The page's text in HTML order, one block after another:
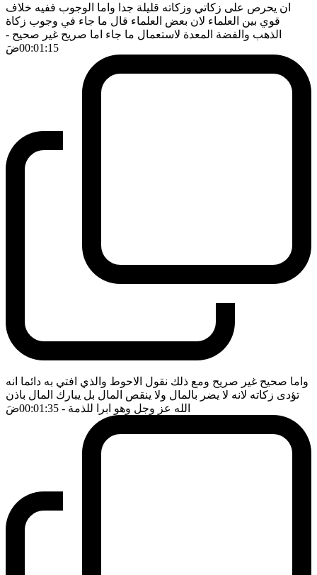
ان يحرص على زكاتي وزكاته قليلة جدا واما الوجوب ففيه خلاف
قوي بين العلماء لان بعض العلماء قال ما جاء في وجوب زكاة
الذهب والفضة المعدة لاستعمال ما جاء اما صريح غير صحيح -
00:01:15ضَ
واما صحيح غير صريح ومع ذلك نقول الاحوط والذي افتي به دائما انه
تؤدى زكاته لانه لا يضر بالمال ولا ينقص المال بل يبارك المال باذن
الله عز وجل وهو ابرا للذمة - 00:01:35 ضَ